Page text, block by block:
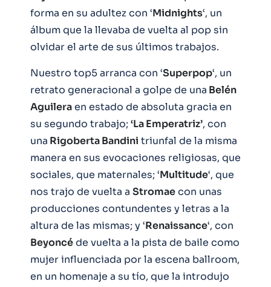
forma en su adultez con ‘Midnights‘, un
álbum que la llevaba de vuelta al pop sin
olvidar el arte de sus últimos trabajos.
Nuestro top5 arranca con ‘Superpop‘, un
retrato generacional a golpe de una Belén
Aguileraen estado de absoluta gracia en
su segundo trabajo;‘La Emperatriz’, con
una Rigoberta Bandini triunfal de la misma
manera en sus evocaciones religiosas, que
sociales, que maternales; ‘Multitude‘, que
nos trajo de vuelta a Stromaecon unas
producciones contundentes y letras a la
altura de las mismas; y ‘Renaissance‘, con
Beyoncéde vuelta a la pista de baile como
mujer influenciada por la escena ballroom,
en un homenaje a su tío, que la introdujo